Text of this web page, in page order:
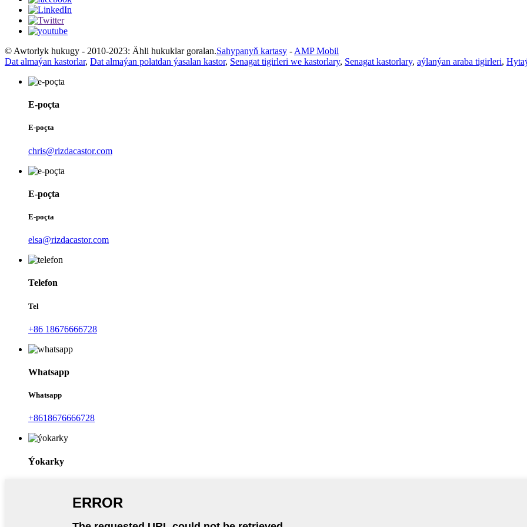
© Awtorlyk hukugy - 2010-2023: Ähli hukuklar goralan.Sahypanyň kartasy - AMP Mobil
Dat almaýan kastorlar, Dat almaýan polatdan ýasalan kastor, Senagat tigirleri we kastorlary, Senagat kastorlary, aýlanýan araba tigirleri,
E-poçta
E-poçta
chris@rizdacastor.com
E-poçta
E-poçta
elsa@rizdacastor.com
Telefon
Tel
+86 18676666728
Whatsapp
Whatsapp
+8618676666728
Ýokarky